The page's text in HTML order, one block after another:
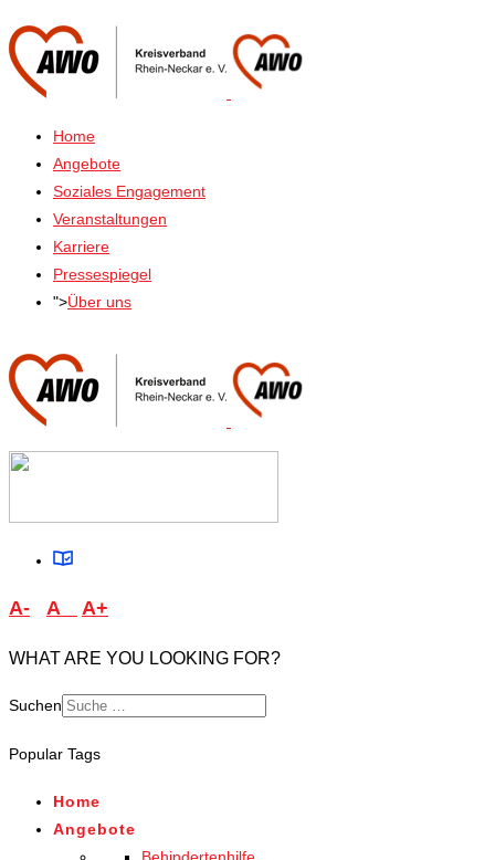
Home
Angebote
Soziales Engagement
Veranstaltungen
Karriere
Pressespiegel
">Über uns
A- A A+
WHAT ARE YOU LOOKING FOR?
Suchen
Popular Tags
Home
Angebote